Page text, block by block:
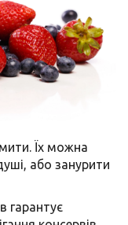
Їх можна
або занурити
гарантує